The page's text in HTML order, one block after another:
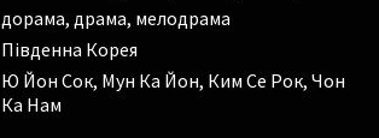
дорама, драма, мелодрама
Південна Корея
Ю Йон Сок, Мун Ка Йон, Ким Се Рок, Чон
Ка Нам